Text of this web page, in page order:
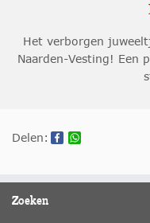
Het verborgen
Naarden-Vesting! Een
Delen:
Zoeken